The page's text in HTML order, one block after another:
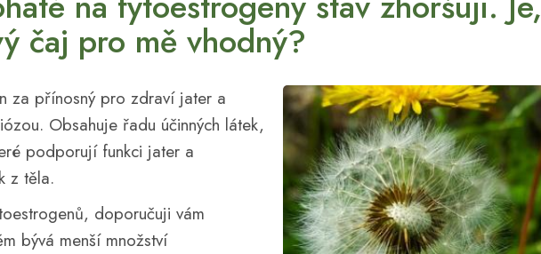
čaj pro mě vhodný?
za přínosný pro zdraví jater a
Obsahuje řadu účinných látek,
podporují funkci jater a
z těla.
doporučuji vám
bývá menší množství